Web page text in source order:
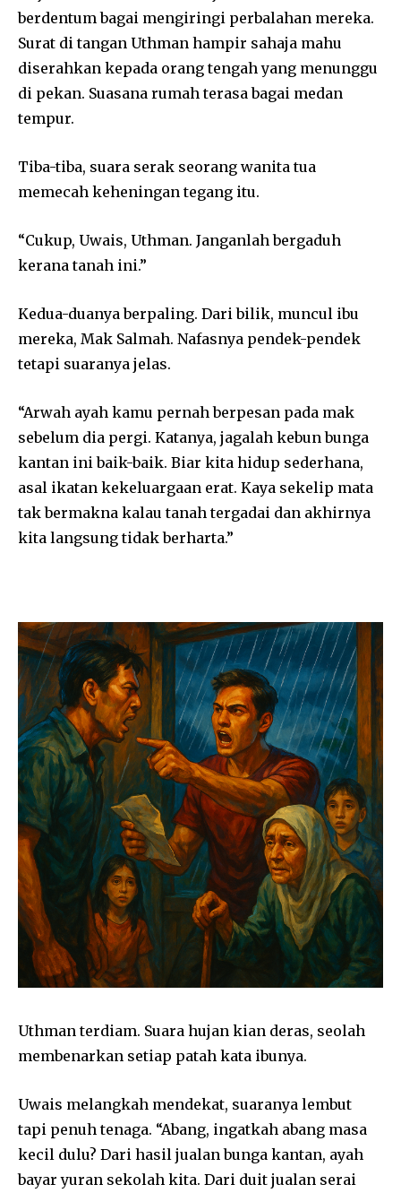
Join our community of
SUBSCRIBERS and be part of the
conversation.
berdentum bagai mengiringi perbalahan mereka.
Surat di tangan Uthman hampir sahaja mahu
diserahkan kepada orang tengah yang menunggu
di pekan. Suasana rumah terasa bagai medan
tempur.
Tiba-tiba, suara serak seorang wanita tua
memecah keheningan tegang itu.
“Cukup, Uwais, Uthman. Janganlah bergaduh
kerana tanah ini.”
Kedua-duanya berpaling. Dari bilik, muncul ibu
mereka, Mak Salmah. Nafasnya pendek-pendek
tetapi suaranya jelas.
“Arwah ayah kamu pernah berpesan pada mak
sebelum dia pergi. Katanya, jagalah kebun bunga
kantan ini baik-baik. Biar kita hidup sederhana,
asal ikatan kekeluargaan erat. Kaya sekelip mata
tak bermakna kalau tanah tergadai dan akhirnya
kita langsung tidak berharta.”
Uthman terdiam. Suara hujan kian deras, seolah
membenarkan setiap patah kata ibunya.
Uwais melangkah mendekat, suaranya lembut
tapi penuh tenaga. “Abang, ingatkah abang masa
kecil dulu? Dari hasil jualan bunga kantan, ayah
bayar yuran sekolah kita. Dari duit jualan serai